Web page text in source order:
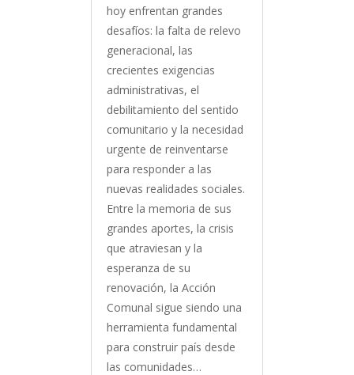
hoy enfrentan grandes
desafíos: la falta de relevo
generacional, las
crecientes exigencias
administrativas, el
debilitamiento del sentido
comunitario y la necesidad
urgente de reinventarse
para responder a las
nuevas realidades sociales.
Entre la memoria de sus
grandes aportes, la crisis
que atraviesan y la
esperanza de su
renovación, la Acción
Comunal sigue siendo una
herramienta fundamental
para construir país desde
las comunidades…